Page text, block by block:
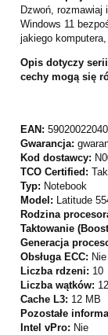
Dzwoń, rozmawiaj
Windows 11
jakiego
Opis dotyczy
cechy mogą się
EAN:
Gwarancja:
Kod dostawcy:
TCO Certified: Tak
Typ: Notebook
Model: Latitude
Rodzina
Taktowanie
Generacja
Obsługa ECC: Nie
Liczba rdzeni: 10
Liczba wątków: 12
Cache L3: 12 MB
Pozostałe
Intel vPro: Nie